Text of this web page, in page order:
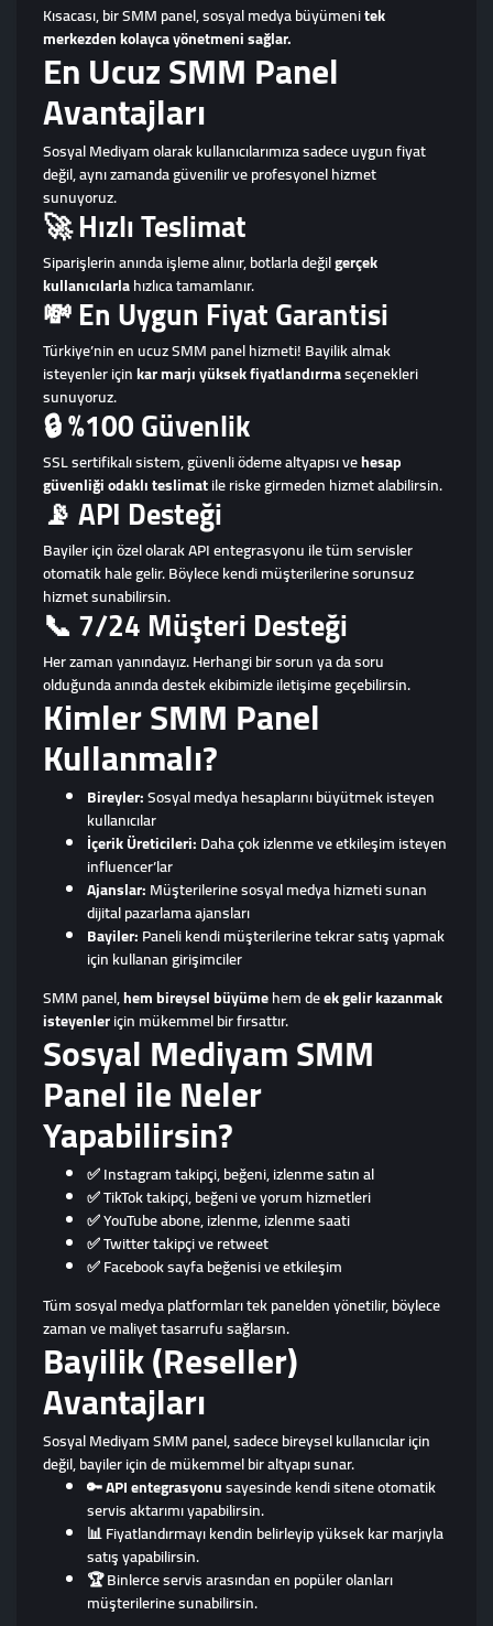
Kısacası, bir SMM panel, sosyal medya büyümenitek
merkezden kolayca yönetmeni sağlar.
En Ucuz SMM Panel
Avantajları
Sosyal Mediyam olarak kullanıcılarımıza sadece uygun fiyat
değil, aynı zamanda güvenilir ve profesyonel hizmet
sunuyoruz.
🚀 Hızlı Teslimat
Siparişlerin anında işleme alınır, botlarla değilgerçek
kullanıcılarlahızlıca tamamlanır.
💸 En Uygun Fiyat Garantisi
Türkiye’nin en ucuz SMM panel hizmeti! Bayilik almak
isteyenler içinkar marjı yüksek fiyatlandırmaseçenekleri
sunuyoruz.
🔒 %100 Güvenlik
SSL sertifikalı sistem, güvenli ödeme altyapısı vehesap
güvenliği odaklı teslimatile riske girmeden hizmet alabilirsin.
📡 API Desteği
Bayiler için özel olarak API entegrasyonu ile tüm servisler
otomatik hale gelir. Böylece kendi müşterilerine sorunsuz
hizmet sunabilirsin.
📞 7/24 Müşteri Desteği
Her zaman yanındayız. Herhangi bir sorun ya da soru
olduğunda anında destek ekibimizle iletişime geçebilirsin.
Kimler SMM Panel
Kullanmalı?
Bireyler:Sosyal medya hesaplarını büyütmek isteyen
kullanıcılar
İçerik Üreticileri:Daha çok izlenme ve etkileşim isteyen
influencer’lar
Ajanslar:Müşterilerine sosyal medya hizmeti sunan
dijital pazarlama ajansları
Bayiler:Paneli kendi müşterilerine tekrar satış yapmak
için kullanan girişimciler
SMM panel,hem bireysel büyümehem deek gelir kazanmak
isteyenleriçin mükemmel bir fırsattır.
Sosyal Mediyam SMM
Panel ile Neler
Yapabilirsin?
✅ Instagram takipçi, beğeni, izlenme satın al
✅ TikTok takipçi, beğeni ve yorum hizmetleri
✅ YouTube abone, izlenme, izlenme saati
✅ Twitter takipçi ve retweet
✅ Facebook sayfa beğenisi ve etkileşim
Tüm sosyal medya platformları tek panelden yönetilir, böylece
zaman ve maliyet tasarrufu sağlarsın.
Bayilik (Reseller)
Avantajları
Sosyal Mediyam SMM panel, sadece bireysel kullanıcılar için
değil, bayiler için de mükemmel bir altyapı sunar.
🔑API entegrasyonusayesinde kendi sitene otomatik
servis aktarımı yapabilirsin.
📊 Fiyatlandırmayı kendin belirleyip yüksek kar marjıyla
satış yapabilirsin.
🏆 Binlerce servis arasından en popüler olanları
müşterilerine sunabilirsin.